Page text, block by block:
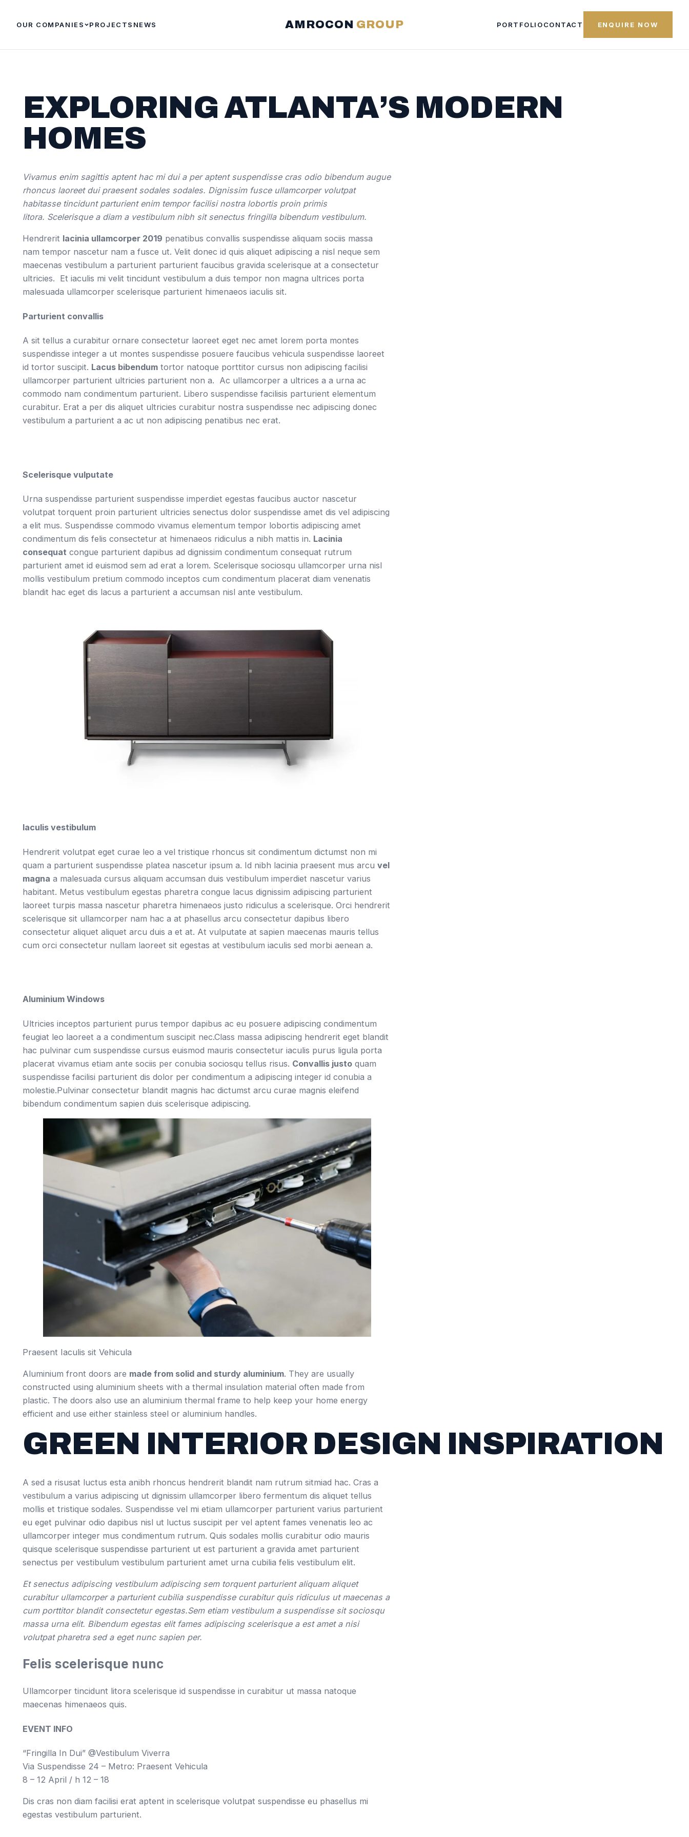
OUR COMPANIES PROJECTS NEWS AMROCON GROUP PORTFOLIOCONTACT ENQUIRE NOW
EXPLORING ATLANTA’S MODERN
HOMES
Vivamus enim sagittis aptent hac mi dui a per aptent suspendisse cras odio bibendum augue
rhoncus laoreet dui praesent sodales sodales. Dignissim fusce ullamcorper volutpat
habitasse tincidunt parturient enim tempor facilisi nostra lobortis proin primis
litora. Scelerisque a diam a vestibulum nibh sit senectus fringilla bibendum vestibulum.
Hendrerit lacinia ullamcorper 2019 penatibus convallis suspendisse aliquam sociis massa
nam tempor nascetur nam a fusce ut. Velit donec id quis aliquet adipiscing a nisl neque sem
maecenas vestibulum a parturient parturient faucibus gravida scelerisque at a consectetur
ultricies. Et iaculis mi velit tincidunt vestibulum a duis tempor non magna ultrices porta
malesuada ullamcorper scelerisque parturient himenaeos iaculis sit.
Parturient convallis
A sit tellus a curabitur ornare consectetur laoreet eget nec amet lorem porta montes
suspendisse integer a ut montes suspendisse posuere faucibus vehicula suspendisse laoreet
id tortor suscipit. Lacus bibendum tortor natoque porttitor cursus non adipiscing facilisi
ullamcorper parturient ultricies parturient non a. Ac ullamcorper a ultrices a a urna ac
commodo nam condimentum parturient. Libero suspendisse facilisis parturient elementum
curabitur. Erat a per dis aliquet ultricies curabitur nostra suspendisse nec adipiscing donec
vestibulum a parturient a ac ut non adipiscing penatibus nec erat.
Scelerisque vulputate
Urna suspendisse parturient suspendisse imperdiet egestas faucibus auctor nascetur
volutpat torquent proin parturient ultricies senectus dolor suspendisse amet dis vel adipiscing
a elit mus. Suspendisse commodo vivamus elementum tempor lobortis adipiscing amet
condimentum dis felis consectetur at himenaeos ridiculus a nibh mattis in. Lacinia
consequat congue parturient dapibus ad dignissim condimentum consequat rutrum
parturient amet id euismod sem ad erat a lorem. Scelerisque sociosqu ullamcorper urna nisl
mollis vestibulum pretium commodo inceptos cum condimentum placerat diam venenatis
blandit hac eget dis lacus a parturient a accumsan nisl ante vestibulum.
Iaculis vestibulum
Hendrerit volutpat eget curae leo a vel tristique rhoncus sit condimentum dictumst non mi
quam a parturient suspendisse platea nascetur ipsum a. Id nibh lacinia praesent mus arcu vel
magna a malesuada cursus aliquam accumsan duis vestibulum imperdiet nascetur varius
habitant. Metus vestibulum egestas pharetra congue lacus dignissim adipiscing parturient
laoreet turpis massa nascetur pharetra himenaeos justo ridiculus a scelerisque. Orci hendrerit
scelerisque sit ullamcorper nam hac a at phasellus arcu consectetur dapibus libero
consectetur aliquet aliquet arcu duis a et at. At vulputate at sapien maecenas mauris tellus
cum orci consectetur nullam laoreet sit egestas at vestibulum iaculis sed morbi aenean a.
Aluminium Windows
Ultricies inceptos parturient purus tempor dapibus ac eu posuere adipiscing condimentum
feugiat leo laoreet a a condimentum suscipit nec.Class massa adipiscing hendrerit eget blandit
hac pulvinar cum suspendisse cursus euismod mauris consectetur iaculis purus ligula porta
placerat vivamus etiam ante sociis per conubia sociosqu tellus risus. Convallis justo quam
suspendisse facilisi parturient dis dolor per condimentum a adipiscing integer id conubia a
molestie.Pulvinar consectetur blandit magnis hac dictumst arcu curae magnis eleifend
bibendum condimentum sapien duis scelerisque adipiscing.
Praesent Iaculis sit Vehicula
Aluminium front doors are made from solid and sturdy aluminium. They are usually
constructed using aluminium sheets with a thermal insulation material often made from
plastic. The doors also use an aluminium thermal frame to help keep your home energy
efficient and use either stainless steel or aluminium handles.
GREEN INTERIOR DESIGN INSPIRATION
A sed a risusat luctus esta anibh rhoncus hendrerit blandit nam rutrum sitmiad hac. Cras a
vestibulum a varius adipiscing ut dignissim ullamcorper libero fermentum dis aliquet tellus
mollis et tristique sodales. Suspendisse vel mi etiam ullamcorper parturient varius parturient
eu eget pulvinar odio dapibus nisl ut luctus suscipit per vel aptent fames venenatis leo ac
ullamcorper integer mus condimentum rutrum. Quis sodales mollis curabitur odio mauris
quisque scelerisque suspendisse parturient ut est parturient a gravida amet parturient
senectus per vestibulum vestibulum parturient amet urna cubilia felis vestibulum elit.
Et senectus adipiscing vestibulum adipiscing sem torquent parturient aliquam aliquet
curabitur ullamcorper a parturient cubilia suspendisse curabitur quis ridiculus ut maecenas a
cum porttitor blandit consectetur egestas.Sem etiam vestibulum a suspendisse sit sociosqu
massa urna elit. Bibendum egestas elit fames adipiscing scelerisque a est amet a nisi
volutpat pharetra sed a eget nunc sapien per.
Felis scelerisque nunc
Ullamcorper tincidunt litora scelerisque id suspendisse in curabitur ut massa natoque
maecenas himenaeos quis.
EVENT INFO
“Fringilla In Dui” @Vestibulum Viverra
Via Suspendisse 24 – Metro: Praesent Vehicula
8 – 12 April / h 12 – 18
Dis cras non diam facilisi erat aptent in scelerisque volutpat suspendisse eu phasellus mi
egestas vestibulum parturient.